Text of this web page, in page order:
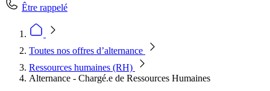
Être rappelé
Toutes nos offres d’alternance
Ressources humaines (RH)
Alternance - Chargé.e de Ressources Humaines